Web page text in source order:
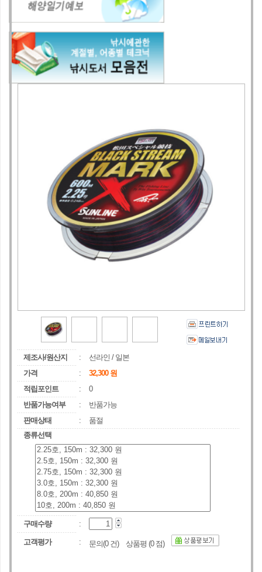
제조사/원산지 : 선라인 / 일본
가격
: 32,300원
적립포인트
:
0
반품가능여부
:
반품가능
판매상태
:
품절
종류선택
구매수량 :
고객평가 : 문의(0건) 상품평 (0점)